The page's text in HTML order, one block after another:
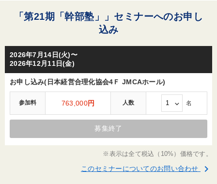
「第21期「幹部塾」」セミナーへのお申し
込み
2026年7月14日(火)〜
2026年12月11日(金)
お申し込み(日本経営合理化協会4Ｆ JMCAホール)
参加料 763,000円 人数 名
募集終了
※表示は全て税込（10%）価格です。
このセミナーについてのお問い合わせ keyboard_arrow_right